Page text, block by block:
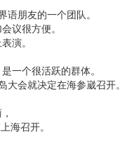
朋友的一个团队。
议很方便。
演。
一个很活跃的群体。
会就决定在海参崴召开。
海召开。